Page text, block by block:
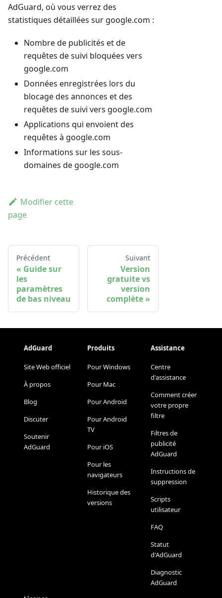
AdGuard, où vous verrez des
statistiques détaillées sur google.com :
Nombre de publicités et de
requêtes de suivi bloquées vers
google.com
Données enregistrées lors du
blocage des annonces et des
requêtes de suivi vers google.com
Applications qui envoient des
requêtes à google.com
Informations sur les sous-
domaines de google.com
Modifier cette
page
Précédent
Guide sur
les
paramètres
de bas niveau
Suivant
Version
gratuite vs
version
complète
AdGuard
Site Web officiel
À propos
Blog
Discuter
Soutenir
AdGuard
Produits
Pour Windows
Pour Mac
Pour Android
Pour Android
TV
Pour iOS
Pour les
navigateurs
Historique des
versions
Assistance
Centre
d'assistance
Comment créer
votre propre
filtre
Filtres de
publicité
AdGuard
Instructions de
suppression
Scripts
utilisateur
FAQ
Statut
d'AdGuard
Diagnostic
AdGuard